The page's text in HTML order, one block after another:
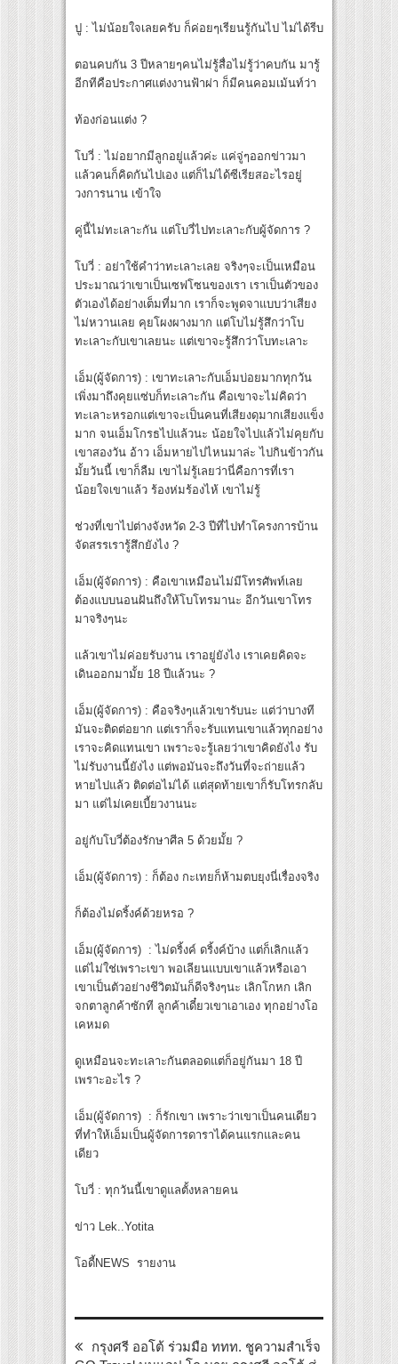
ปู : ไม่น้อยใจเลยครับ ก็ค่อยๆเรียนรู้กันไป ไม่ได้รีบ
ตอนคบกัน 3 ปีหลายๆคนไม่รู้สื่อไม่รู้ว่าคบกัน มารู้
อีกทีคือประกาศแต่งงานฟ้าผ่า ก็มีคนคอมเม้นท์ว่า
ท้องก่อนแต่ง ?
โบวี่ : ไม่อยากมีลูกอยู่แล้วค่ะ แค่จู่ๆออกข่าวมา
แล้วคนก็คิดกันไปเอง แต่ก็ไม่ได้ซีเรียสอะไรอยู่
วงการนาน เข้าใจ
คู่นี้ไม่ทะเลาะกัน แต่โบวี่ไปทะเลาะกับผู้จัดการ ?
โบวี่ : อย่าใช้คำว่าทะเลาะเลย จริงๆจะเป็นเหมือน
ประมาณว่าเขาเป็นเซฟโซนของเรา เราเป็นตัวของ
ตัวเองได้อย่างเต็มที่มาก เราก็จะพูดจาแบบว่าเสียง
ไม่หวานเลย คุยโผงผางมาก แต่โบไม่รู้สึกว่าโบ
ทะเลาะกับเขาเลยนะ แต่เขาจะรู้สึกว่าโบทะเลาะ
เอ็ม(ผู้จัดการ) : เขาทะเลาะกับเอ็มบ่อยมากทุกวัน
เพิ่งมาถึงคุยแซ่บก็ทะเลาะกัน คือเขาจะไม่คิดว่า
ทะเลาะหรอกแต่เขาจะเป็นคนที่เสียงดุมากเสียงแข็ง
มาก จนเอ็มโกรธไปแล้วนะ น้อยใจไปแล้วไม่คุยกับ
เขาสองวัน อ้าว เอ็มหายไปไหนมาล่ะ ไปกินข้าวกัน
มั้ยวันนี้ เขาก็ลืม เขาไม่รู้เลยว่านี่คือการที่เรา
น้อยใจเขาแล้ว ร้องห่มร้องไห้ เขาไม่รู้
ช่วงที่เขาไปต่างจังหวัด 2-3 ปีที่ไปทำโครงการบ้าน
จัดสรรเรารู้สึกยังไง ?
เอ็ม(ผู้จัดการ) : คือเขาเหมือนไม่มีโทรศัพท์เลย
ต้องแบบนอนฝันถึงให้โบโทรมานะ อีกวันเขาโทร
มาจริงๆนะ
แล้วเขาไม่ค่อยรับงาน เราอยู่ยังไง เราเคยคิดจะ
เดินออกมามั้ย 18 ปีแล้วนะ ?
เอ็ม(ผู้จัดการ) : คือจริงๆแล้วเขารับนะ แต่ว่าบางที
มันจะติดต่อยาก แต่เราก็จะรับแทนเขาแล้วทุกอย่าง
เราจะคิดแทนเขา เพราะจะรู้เลยว่าเขาคิดยังไง รับ
ไม่รับงานนี้ยังไง แต่พอมันจะถึงวันที่จะถ่ายแล้ว
หายไปแล้ว ติดต่อไม่ได้ แต่สุดท้ายเขาก็รับโทรกลับ
มา แต่ไม่เคยเบี้ยวงานนะ
อยู่กับโบวี่ต้องรักษาศีล 5 ด้วยมั้ย ?
เอ็ม(ผู้จัดการ) : ก็ต้อง กะเทยก็ห้ามตบยุงนี่เรื่องจริง
ก็ต้องไม่ดริ้งค์ด้วยหรอ ?
เอ็ม(ผู้จัดการ) : ไม่ดริ้งค์ ดริ้งค์บ้าง แต่ก็เลิกแล้ว
แต่ไม่ใช่เพราะเขา พอเลียนแบบเขาแล้วหรือเอา
เขาเป็นตัวอย่างชีวิตมันก็ดีจริงๆนะ เลิกโกหก เลิก
จกตาลูกค้าซักที ลูกค้าเดี๋ยวเขาเอาเอง ทุกอย่างโอ
เคหมด
ดูเหมือนจะทะเลาะกันตลอดแต่ก็อยู่กันมา 18 ปี
เพราะอะไร ?
เอ็ม(ผู้จัดการ) : ก็รักเขา เพราะว่าเขาเป็นคนเดียว
ที่ทำให้เอ็มเป็นผู้จัดการดาราได้คนแรกและคน
เดียว
โบวี่ : ทุกวันนี้เขาดูแลตั้งหลายคน
ข่าว Lek..Yotita
โอดี้NEWS รายงาน
กรุงศรี ออโต้ ร่วมมือ ททท. ชูความสำเร็จ